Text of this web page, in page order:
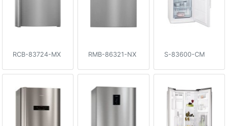
RCB-83724-MX RMB-86321-NX S-83600-CM